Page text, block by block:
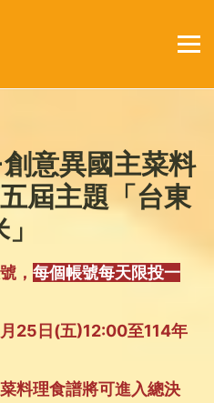
意異國主菜料
屆主題「台東
， 每個帳號每天限投一
25日(五)12:00至114年
料理食譜將可進入總決